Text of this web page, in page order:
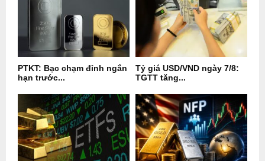
PTKT: Bạc chạm đỉnh ngắn
hạn trước...
Tỷ giá USD/VND ngày 7/8:
TGTT tăng...